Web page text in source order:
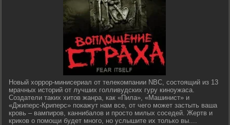
Новый хоррор-минисериал от телекомпании NBC, состоящий из 13
мрачных историй от лучших голливудских гуру киноужаса.
Создатели таких хитов жанра, как «Пила», «Машинист» и
«Джиперс-Криперс» покажут нам все, от чего может застыть ваша
кровь – вампиров, каннибалов и просто милых соседей. Жертв и
криков о помощи будет много, но услышите их только вы....